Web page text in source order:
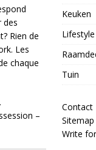
des
Rien de
Les
chaque
–
Keuken
Lifestyle
Tuin
Contact
Sitemap
Write